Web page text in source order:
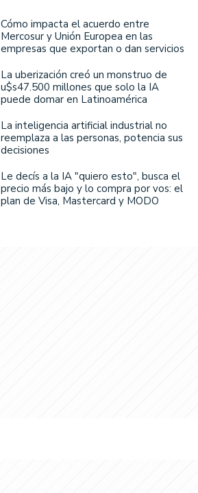
Cómo impacta el acuerdo entre
Mercosur y Unión Europea en las
empresas que exportan o dan servicios
La uberización creó un monstruo de
u$s47.500 millones que solo la IA
puede domar en Latinoamérica
La inteligencia artificial industrial no
reemplaza a las personas, potencia sus
decisiones
Le decís a la IA "quiero esto", busca el
precio más bajo y lo compra por vos: el
plan de Visa, Mastercard y MODO